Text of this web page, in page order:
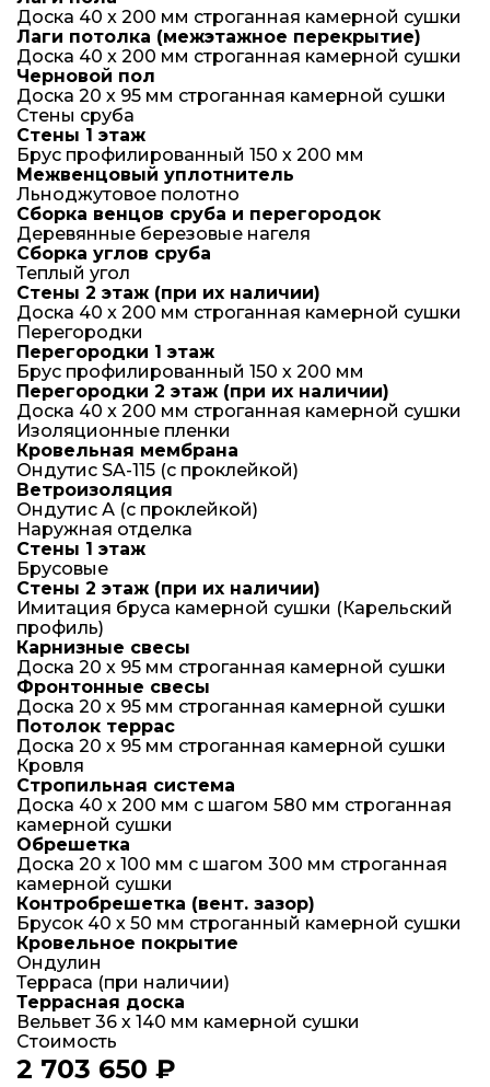
Доска 40 x 200 мм строганная камерной сушки
Лаги потолка (межэтажное перекрытие)
Доска 40 x 200 мм строганная камерной сушки
Черновой пол
Доска 20 х 95 мм строганная камерной сушки
Стены сруба
Стены 1 этаж
Брус профилированный 150 х 200 мм
Межвенцовый уплотнитель
Льноджутовое полотно
Сборка венцов сруба и перегородок
Деревянные березовые нагеля
Сборка углов сруба
Теплый угол
Стены 2 этаж (при их наличии)
Доска 40 x 200 мм строганная камерной сушки
Перегородки
Перегородки 1 этаж
Брус профилированный 150 х 200 мм
Перегородки 2 этаж (при их наличии)
Доска 40 x 200 мм строганная камерной сушки
Изоляционные пленки
Кровельная мембрана
Ондутис SA-115 (с проклейкой)
Ветроизоляция
Ондутис А (с проклейкой)
Наружная отделка
Стены 1 этаж
Брусовые
Стены 2 этаж (при их наличии)
Имитация бруса камерной сушки (Карельский
профиль)
Карнизные свесы
Доска 20 х 95 мм строганная камерной сушки
Фронтонные свесы
Доска 20 х 95 мм строганная камерной сушки
Потолок террас
Доска 20 х 95 мм строганная камерной сушки
Кровля
Стропильная система
Доска 40 х 200 мм с шагом 580 мм строганная
камерной сушки
Обрешетка
Доска 20 х 100 мм с шагом 300 мм строганная
камерной сушки
Контробрешетка (вент. зазор)
Брусок 40 х 50 мм строганный камерной сушки
Кровельное покрытие
Ондулин
Терраса (при наличии)
Террасная доска
Вельвет 36 х 140 мм камерной сушки
Стоимость
2 703 650 ₽